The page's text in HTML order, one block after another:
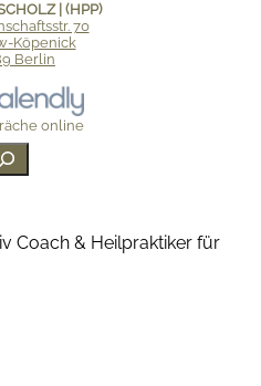
| (HPP)
70
Köpenick
Berlin
online
Coach & Heilpraktiker für